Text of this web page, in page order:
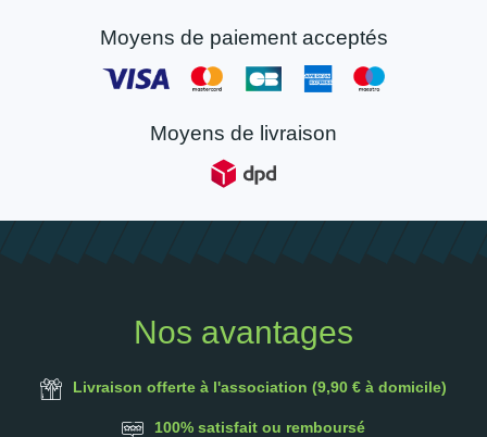
Moyens de paiement acceptés
Moyens de livraison
Nos avantages
Livraison offerte à l'association (9,90 € à domicile)
100% satisfait ou remboursé